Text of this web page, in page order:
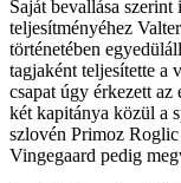
Saját bevallása szerint
teljesítményéhez
történetében
tagjaként teljesítette a
csapat úgy érkezett
két kapitánya közül a
szlovén Primoz
Vingegaard pedig